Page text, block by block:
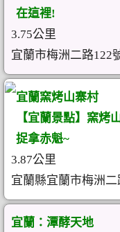
在這裡!
3.75公里
宜蘭市梅洲二路122
宜蘭窯烤山寨村
【宜蘭景點】窯烤
捉拿赤魁~
3.87公里
宜蘭縣宜蘭市梅洲二
宜蘭：潭酵天地